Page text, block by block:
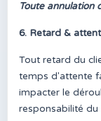
Toute annulation
6. Retard &
Tout retard du
temps d'attente
impacter le
responsabilité du